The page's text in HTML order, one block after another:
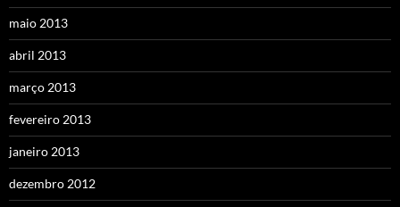
maio 2013
abril 2013
março 2013
fevereiro 2013
janeiro 2013
dezembro 2012